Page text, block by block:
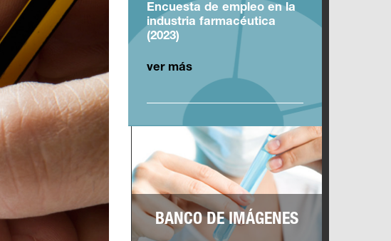
Encuesta de empleo en la
industria farmacéutica
(2023)
ver más
BANCO DE IMÁGENES